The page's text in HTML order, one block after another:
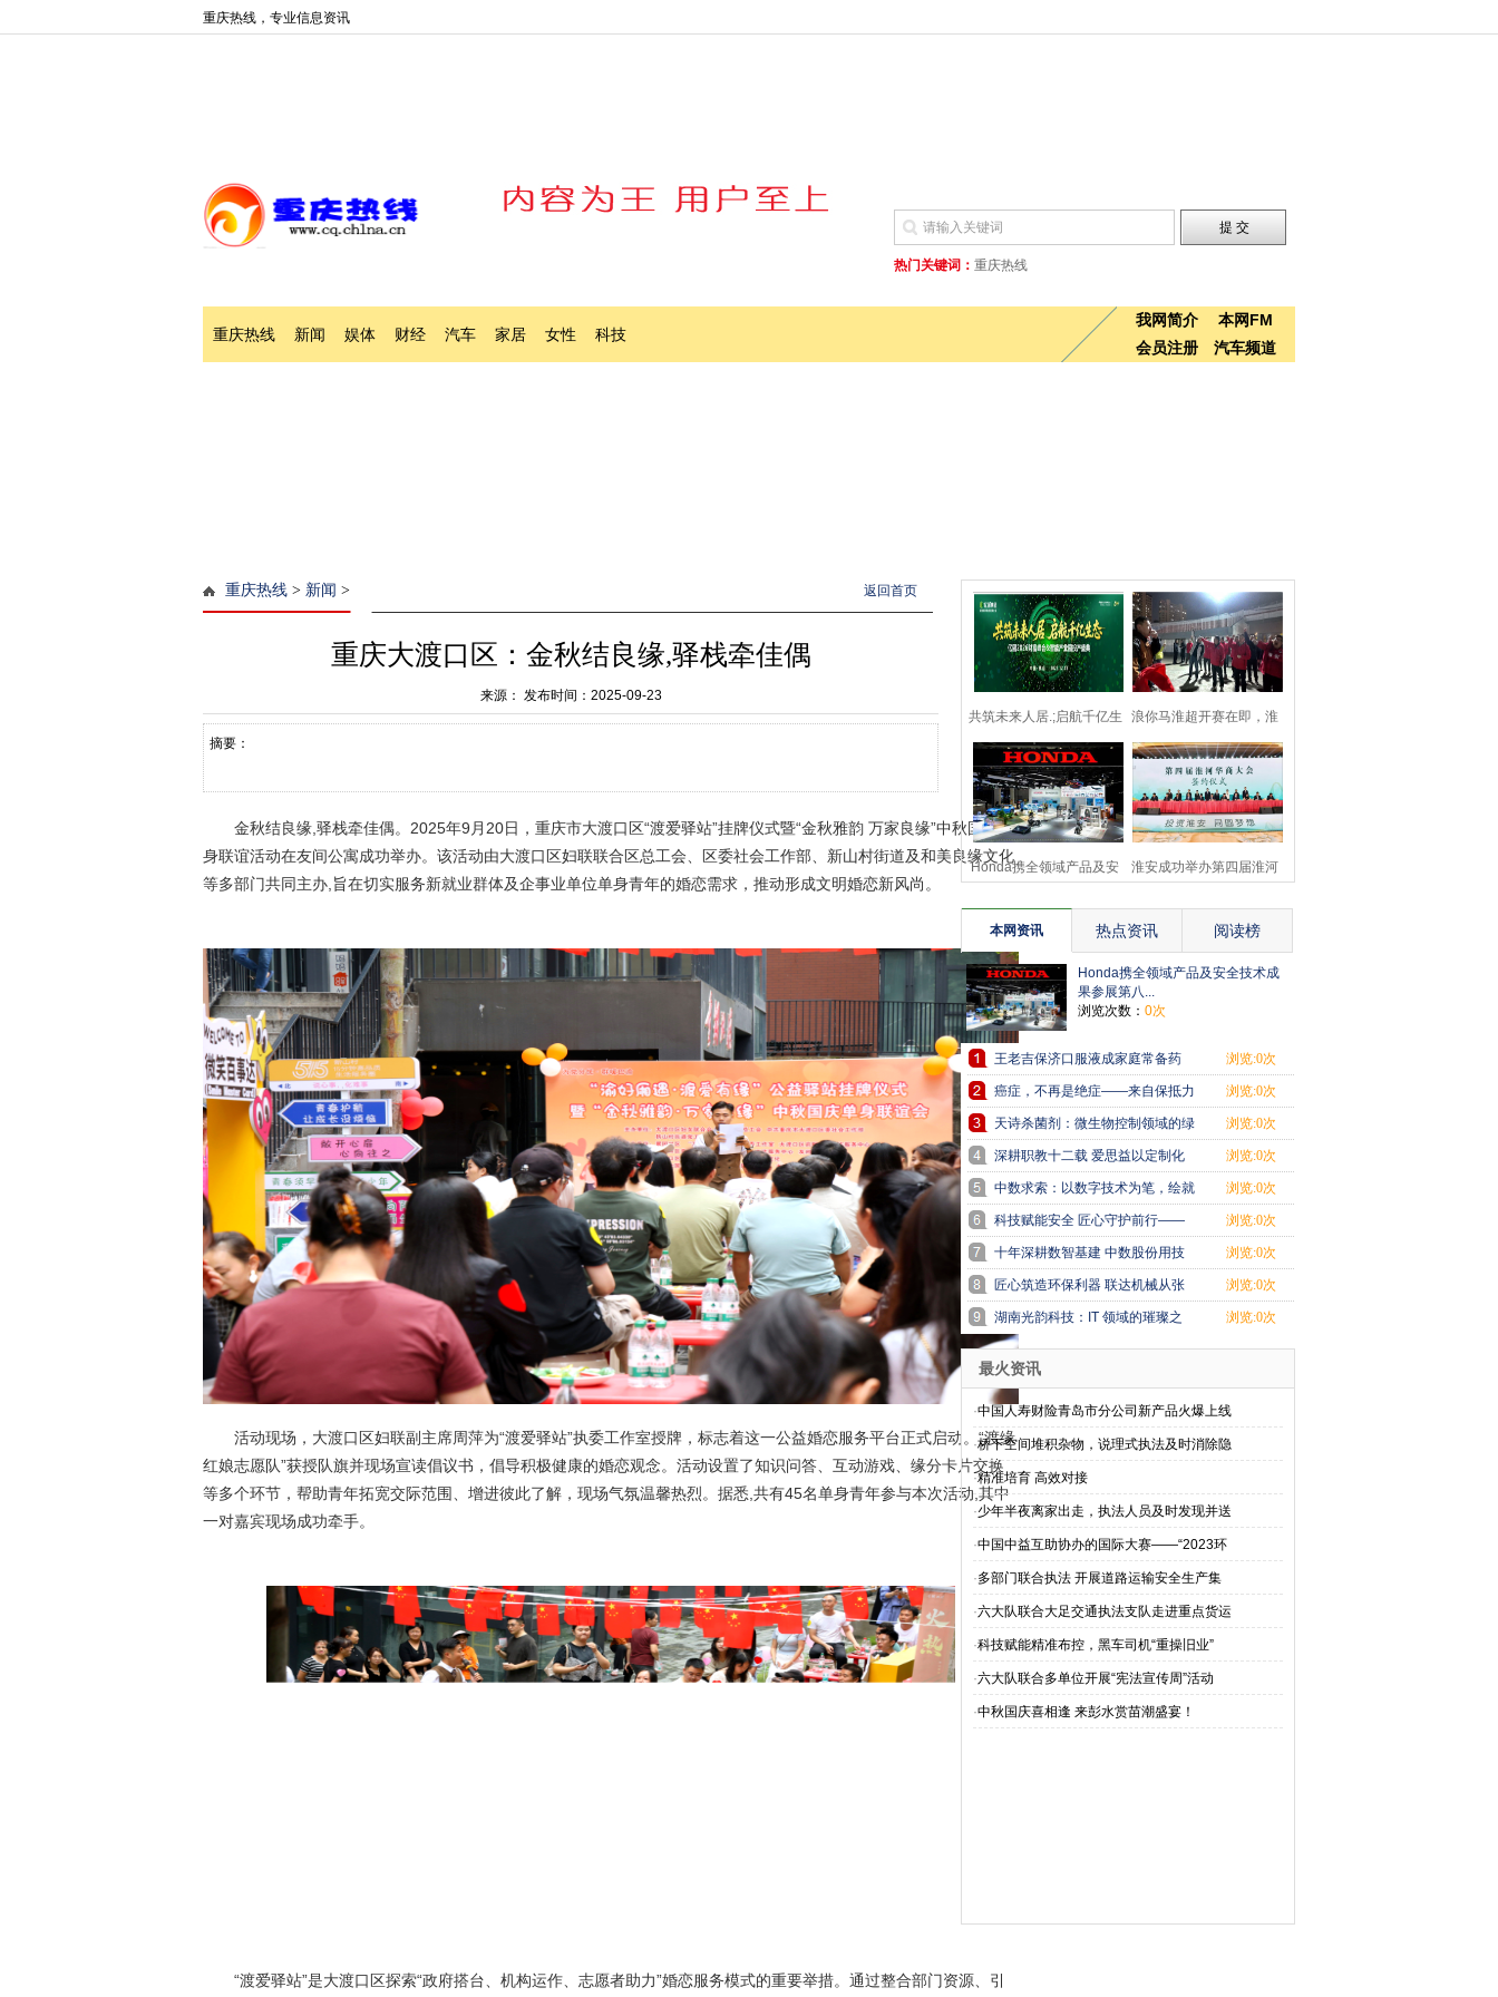
重庆热线，专业信息资讯
热门关键词： 重庆热线
重庆热线 新闻 娱体 财经 汽车 家居 女性 科技
本网FM
我网简介
汽车频道
会员注册
重庆热线 > 新闻 > 返回首页
重庆大渡口区：金秋结良缘,驿栈牵佳偶
来源： 发布时间：2025-09-23
摘要：
金秋结良缘,驿栈牵佳偶。2025年9月20日，重庆市大渡口区“渡爱驿站”挂牌仪式暨“金秋雅韵 万家良缘”中秋国庆单
身联谊活动在友间公寓成功举办。该活动由大渡口区妇联联合区总工会、区委社会工作部、新山村街道及和美良缘文化
等多部门共同主办,旨在切实服务新就业群体及企事业单位单身青年的婚恋需求，推动形成文明婚恋新风尚。
活动现场，大渡口区妇联副主席周萍为“渡爱驿站”执委工作室授牌，标志着这一公益婚恋服务平台正式启动。“渡缘
红娘志愿队”获授队旗并现场宣读倡议书，倡导积极健康的婚恋观念。活动设置了知识问答、互动游戏、缘分卡片交换
等多个环节，帮助青年拓宽交际范围、增进彼此了解，现场气氛温馨热烈。据悉,共有45名单身青年参与本次活动,其中
一对嘉宾现场成功牵手。
“渡爱驿站”是大渡口区探索“政府搭台、机构运作、志愿者助力”婚恋服务模式的重要举措。通过整合部门资源、引
共筑未来人居.;启航千亿生
态 亿固2026财富
浪你马淮超开赛在即，淮
安区队蓄力备战
Honda携全领域产品及安 淮安成功举办第四届淮河
本网资讯
热点资讯 阅读榜
Honda携全领域产品及安全技术成
果参展第八...
浏览次数： 0次
王老吉保济口服液成家庭常备药 浏览:0次
癌症，不再是绝症——来自保抵力
中医现代化
浏览:0次
天诗杀菌剂：微生物控制领域的绿
色创新与专
浏览:0次
深耕职教十二载 爱思益以定制化
服务点亮青
浏览:0次
中数求索：以数字技术为笔，绘就
智慧工程新
浏览:0次
科技赋能安全 匠心守护前行——
北京国石安
浏览:0次
十年深耕数智基建 中数股份用技
术让超级工
浏览:0次
匠心筑造环保利器 联达机械从张
家港走向世
浏览:0次
湖南光韵科技：IT 领域的璀璨之
星
浏览:0次
最火资讯
·中国人寿财险青岛市分公司新产品火爆上线
·桥下空间堆积杂物，说理式执法及时消除隐
·精准培育 高效对接
·少年半夜离家出走，执法人员及时发现并送
·中国中益互助协办的国际大赛——“2023环
·多部门联合执法 开展道路运输安全生产集
·六大队联合大足交通执法支队走进重点货运
·科技赋能精准布控，黑车司机“重操旧业”
·六大队联合多单位开展“宪法宣传周”活动
·中秋国庆喜相逢 来彭水赏苗潮盛宴！